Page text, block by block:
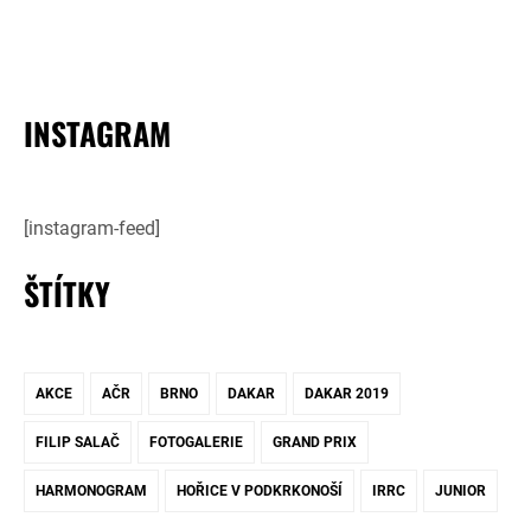
INSTAGRAM
[instagram-feed]
ŠTÍTKY
AKCE AČR BRNO DAKAR DAKAR 2019
FILIP SALAČ FOTOGALERIE GRAND PRIX
HARMONOGRAM HOŘICE V PODKRKONOŠÍ IRRC JUNIOR